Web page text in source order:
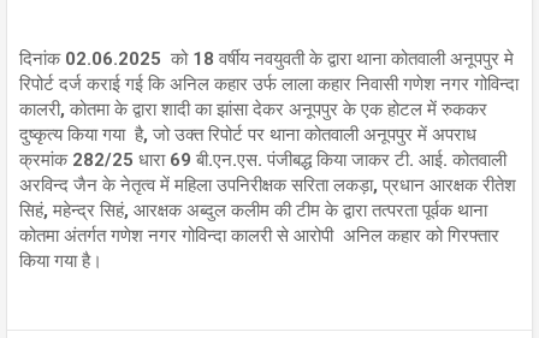
दिनांक 02.06.2025 को 18 वर्षीय नवयुवती के द्वारा थाना कोतवाली अनूपपुर मे
रिपोर्ट दर्ज कराई गई कि अनिल कहार उर्फ लाला कहार निवासी गणेश नगर गोविन्दा
कालरी, कोतमा के द्वारा शादी का झांसा देकर अनूपपुर के एक होटल में रुककर
दुष्कृत्य किया गया है, जो उक्त रिपोर्ट पर थाना कोतवाली अनूपपुर में अपराध
क्रमांक 282/25 धारा 69 बी.एन.एस. पंजीबद्ध किया जाकर टी. आई. कोतवाली
अरविन्द जैन के नेतृत्व में महिला उपनिरीक्षक सरिता लकड़ा, प्रधान आरक्षक रीतेश
सिहं, महेन्द्र सिहं, आरक्षक अब्दुल कलीम की टीम के द्वारा तत्परता पूर्वक थाना
कोतमा अंतर्गत गणेश नगर गोविन्दा कालरी से आरोपी अनिल कहार को गिरफ्तार
किया गया है।